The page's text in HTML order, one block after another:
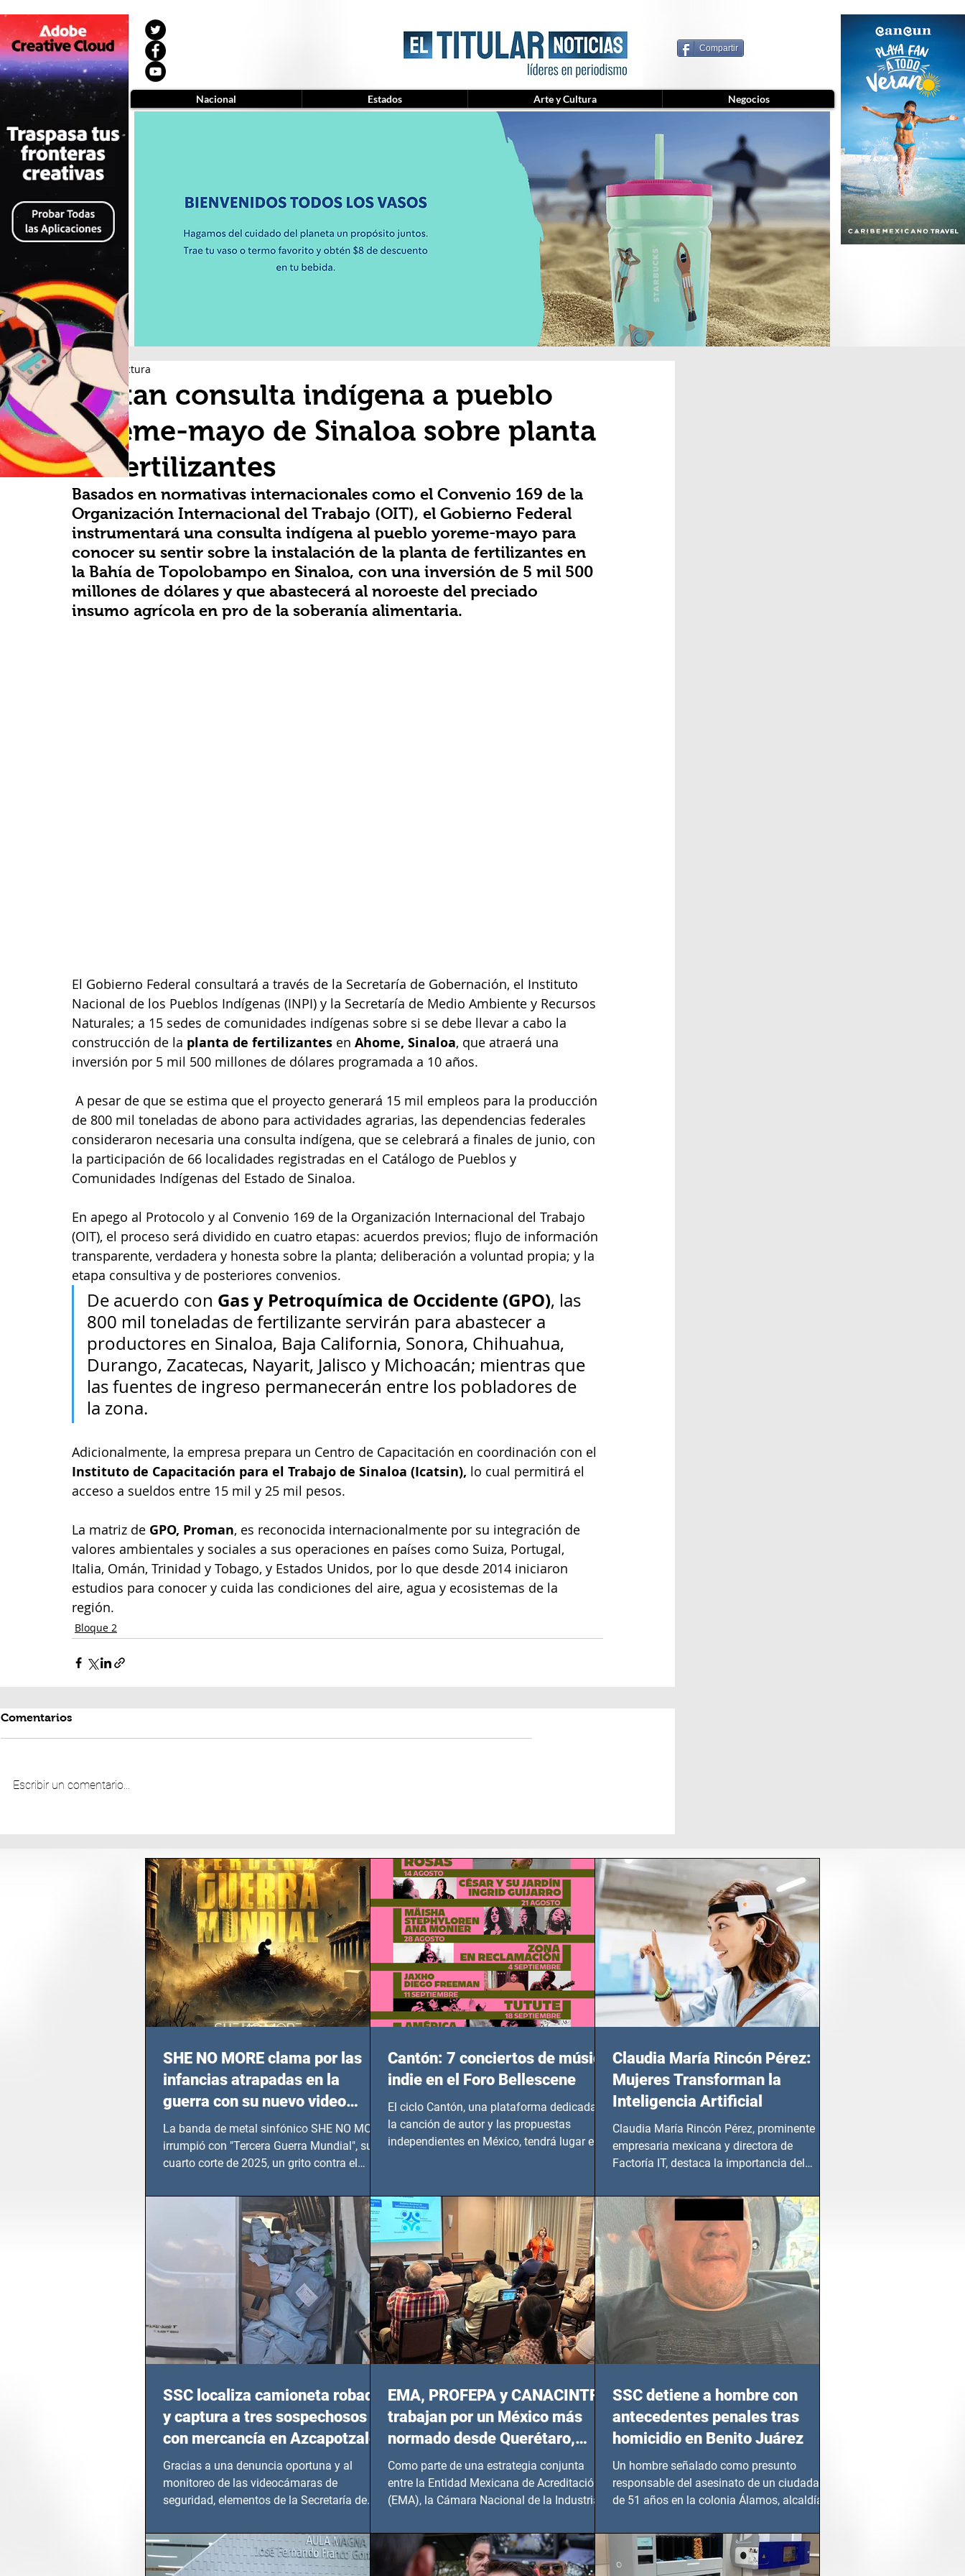
Compartir
Alistan consulta indígena a pueblo
yoreme-mayo de Sinaloa sobre planta
de fertilizantes
2 min de lectura
Basados en normativas internacionales como el Convenio 169 de la
Organización Internacional del Trabajo (OIT), el Gobierno Federal
instrumentará una consulta indígena al pueblo yoreme-mayo para
conocer su sentir sobre la instalación de la planta de fertilizantes en
la Bahía de Topolobampo en Sinaloa, con una inversión de 5 mil 500
millones de dólares y que abastecerá al noroeste del preciado
insumo agrícola en pro de la soberanía alimentaria.
El Gobierno Federal consultará a través de la Secretaría de Gobernación, el Instituto
Nacional de los Pueblos Indígenas (INPI) y la Secretaría de Medio Ambiente y Recursos
Naturales; a 15 sedes de comunidades indígenas sobre si se debe llevar a cabo la
construcción de la planta de fertilizantes en Ahome, Sinaloa, que atraerá una
inversión por 5 mil 500 millones de dólares programada a 10 años.
de 800 mil toneladas de abono para actividades agrarias, las dependencias federales
consideraron necesaria una consulta indígena, que se celebrará a finales de junio, con
la participación de 66 localidades registradas en el Catálogo de Pueblos y
Comunidades Indígenas del Estado de Sinaloa.
En apego al Protocolo y al Convenio 169 de la Organización Internacional del Trabajo
(OIT), el proceso será dividido en cuatro etapas: acuerdos previos; flujo de información
transparente, verdadera y honesta sobre la planta; deliberación a voluntad propia; y la
etapa consultiva y de posteriores convenios.
De acuerdo con Gas y Petroquímica de Occidente (GPO), las
800 mil toneladas de fertilizante servirán para abastecer a
productores en Sinaloa, Baja California, Sonora, Chihuahua,
Durango, Zacatecas, Nayarit, Jalisco y Michoacán; mientras que
las fuentes de ingreso permanecerán entre los pobladores de
la zona.
Adicionalmente, la empresa prepara un Centro de Capacitación en coordinación con el
Instituto de Capacitación para el Trabajo de Sinaloa (Icatsin), lo cual permitirá el
acceso a sueldos entre 15 mil y 25 mil pesos.
La matriz de GPO, Proman, es reconocida internacionalmente por su integración de
valores ambientales y sociales a sus operaciones en países como Suiza, Portugal,
Italia, Omán, Trinidad y Tobago, y Estados Unidos, por lo que desde 2014 iniciaron
estudios para conocer y cuida las condiciones del aire, agua y ecosistemas de la
región.
Bloque 2
Comentarios
Escribir un comentario...
SHE NO MORE clama por las
infancias atrapadas en la
guerra con su nuevo video
TERCERA GUERRA MUNDIAL
La banda de metal sinfónico SHE NO MORE
irrumpió con "Tercera Guerra Mundial", su
cuarto corte de 2025, un grito contra el
en epicentros bélicos.
Cantón: 7 conciertos de música
indie en el Foro Bellescene
El ciclo Cantón, una plataforma dedicada a
la canción de autor y las propuestas
independientes en México, tendrá lugar en el
del 14 de agosto al 25 de septiembre, a las
20:00 horas.
Claudia María Rincón Pérez:
Mujeres Transforman la
Inteligencia Artificial
Claudia María Rincón Pérez, prominente
empresaria mexicana y directora de
Factoría IT, destaca la importancia del
SSC localiza camioneta robada
y captura a tres sospechosos
con mercancía en Azcapotzalco
Gracias a una denuncia oportuna y al
monitoreo de las videocámaras de
seguridad, elementos de la Secretaría de
EMA, PROFEPA y CANACINTRA
trabajan por un México más
normado desde Querétaro,
Hidalgo y BCS
Como parte de una estrategia conjunta
entre la Entidad Mexicana de Acreditación
(EMA), la Cámara Nacional de la Industria
SSC detiene a hombre con
antecedentes penales tras
homicidio en Benito Juárez
Un hombre señalado como presunto
responsable del asesinato de un ciudadano
de 51 años en la colonia Álamos, alcaldía
Nacional Estados Arte y Cultura Negocios